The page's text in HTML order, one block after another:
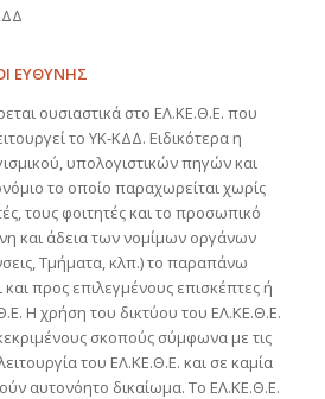
ΕΥΘΥΝΗΣ
ουσιαστικά στο ΕΛ.ΚΕ.Θ.Ε. που
το ΥΚ-ΚΔΔ. Ειδικότερα η
υπολογιστικών πηγών και
το οποίο παραχωρείται χωρίς
τους φοιτητές και το προσωπικό
και άδεια των νομίμων οργάνων
Τμήματα, κλπ.) το παραπάνω
προς επιλεγμένους επισκέπτες ή
Η χρήση του δικτύου του ΕΛ.ΚΕ.Θ.Ε.
σκοπούς σύμφωνα με τις
του ΕΛ.ΚΕ.Θ.Ε. και σε καμία
αυτονόητο δικαίωμα. Το ΕΛ.ΚΕ.Θ.Ε.